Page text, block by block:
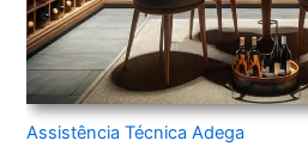
Assistência Técnica Adega